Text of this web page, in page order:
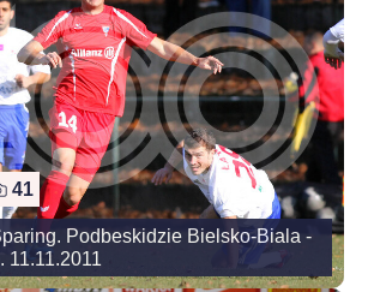
41
Podbeskidzie Bielsko-Biala -
11.11.2011